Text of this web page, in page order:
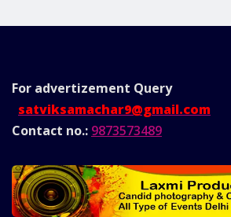
For advertizement Query
satviksamachar9@gmail.com
Contact no.: 9873573489